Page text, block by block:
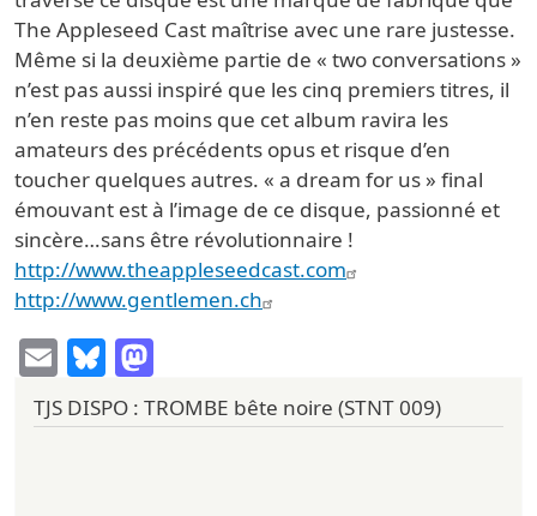
The Appleseed Cast maîtrise avec une rare justesse.
Même si la deuxième partie de « two conversations »
n’est pas aussi inspiré que les cinq premiers titres, il
n’en reste pas moins que cet album ravira les
amateurs des précédents opus et risque d’en
toucher quelques autres. « a dream for us » final
émouvant est à l’image de ce disque, passionné et
sincère…sans être révolutionnaire !
http://www.theappleseedcast.com
http://www.gentlemen.ch
EmailBluesky
TJS DISPO : TROMBE bête noire (STNT 009)